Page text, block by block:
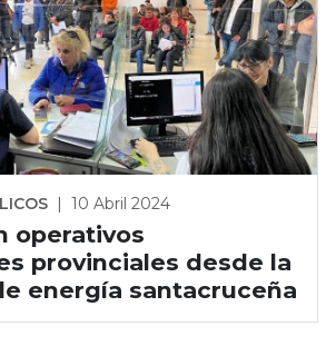
| 10 Abril 2024
operativos
provinciales desde la
energía santacruceña